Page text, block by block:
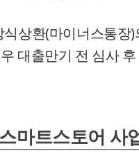
상환(마이너스통장)
대출만기 전 심사
마트스토어 사